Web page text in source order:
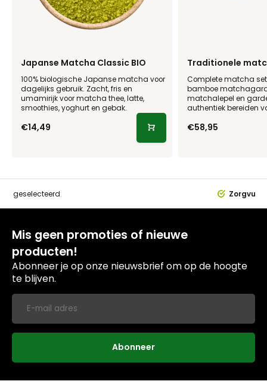
Japanse Matcha Classic BIO
100% biologische Japanse matcha voor
dagelijks gebruik. Zacht, fris en
umamirijk voor matcha thee, latte,
smoothies, yoghurt en gebak.
€14,49
Traditionele
Complete matcha
bamboe
matchalepel en
authentiek bereiden
€58,95
geselecteerd
Mis geen promoties of nieuwe
producten!
Abonneer je op onze nieuwsbrief om op de hoogte
te blijven.
Abonneer